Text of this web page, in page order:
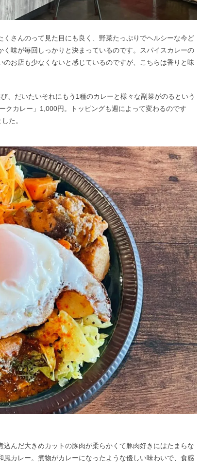
さんのって見た目にも良く、野菜たっぷりでヘルシーな今ど
味が毎回しっかりと決まっているのです。スパイスカレーの
お店も少なくないと感じているのですが、こちらは香りと味
、だいたいそれにもう1種のカレーと様々な副菜がのるという
クカレー」1,000円。トッピングも週によって変わるのです
た。
んだ大きめカットの豚肉が柔らかくて豚肉好きにはたまらな
カレー。煮物がカレーになったような優しい味わいで、食感